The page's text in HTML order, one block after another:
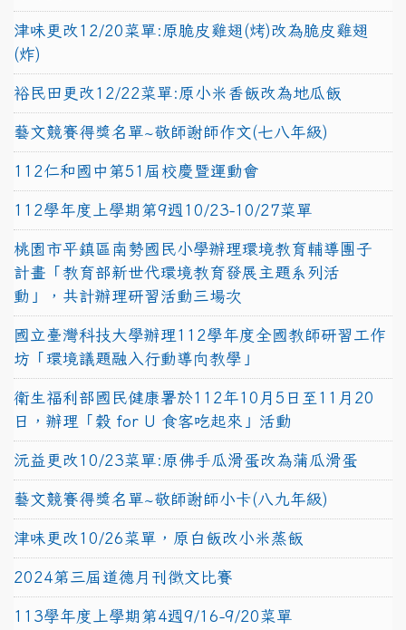
津味更改12/20菜單:原脆皮雞翅(烤)改為脆皮雞翅
(炸)
裕民田更改12/22菜單:原小米香飯改為地瓜飯
藝文競賽得獎名單~敬師謝師作文(七八年級)
112仁和國中第51屆校慶暨運動會
112學年度上學期第9週10/23-10/27菜單
桃園市平鎮區南勢國民小學辦理環境教育輔導團子
計畫「教育部新世代環境教育發展主題系列活
動」，共計辦理研習活動三場次
國立臺灣科技大學辦理112學年度全國教師研習工作
坊「環境議題融入行動導向教學」
衛生福利部國民健康署於112年10月5日至11月20
日，辦理「穀 for U 食客吃起來」活動
沅益更改10/23菜單:原佛手瓜滑蛋改為蒲瓜滑蛋
藝文競賽得獎名單~敬師謝師小卡(八九年級)
津味更改10/26菜單，原白飯改小米蒸飯
2024第三屆道德月刊徵文比賽
113學年度上學期第4週9/16-9/20菜單